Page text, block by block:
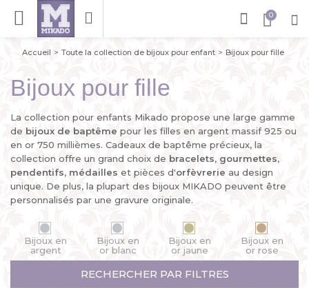
Accueil Toute la collection de bijoux pour enfant Bijoux pour fille
Bijoux pour fille
La collection pour enfants Mikado propose une large gamme
de bijoux de baptême pour les filles en argent massif 925 ou
en or 750 millièmes. Cadeaux de baptême précieux, la
collection offre un grand choix de bracelets, gourmettes,
pendentifs, médailles et pièces d'orfèvrerie au design
unique. De plus, la plupart des bijoux MIKADO peuvent être
personnalisés par une gravure originale.
RECHERCHER PAR FILTRES
Bijoux en
argent
Bijoux en
or blanc
Bijoux en
or jaune
Bijoux en
or rose